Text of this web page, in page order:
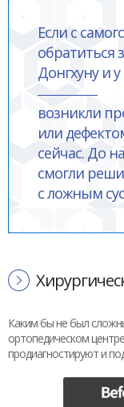
Если с
обратиться
Донгхуну и у
возникли
или
сейчас. До
смогли
с ложным
Каким бы не был
ортопедическом
продиагностируют и